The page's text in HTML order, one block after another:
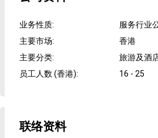
业务性质:
服务行业
主要市场:
香港
主要分类:
旅游及酒
员工人数 (香港): 16 - 25
联络资料